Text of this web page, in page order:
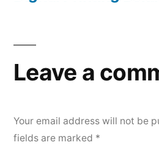
Leave a
Your email address will not be
fields are marked *